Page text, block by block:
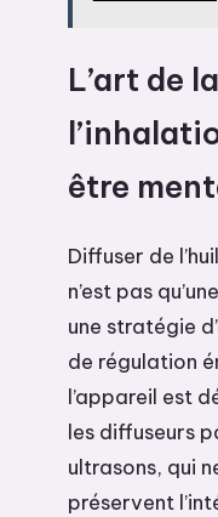
L’art de
être
Diffuser de
n’est pas
une stratégie
de régulation
l’appareil est
les diffuseurs
ultrasons, qui
préservent